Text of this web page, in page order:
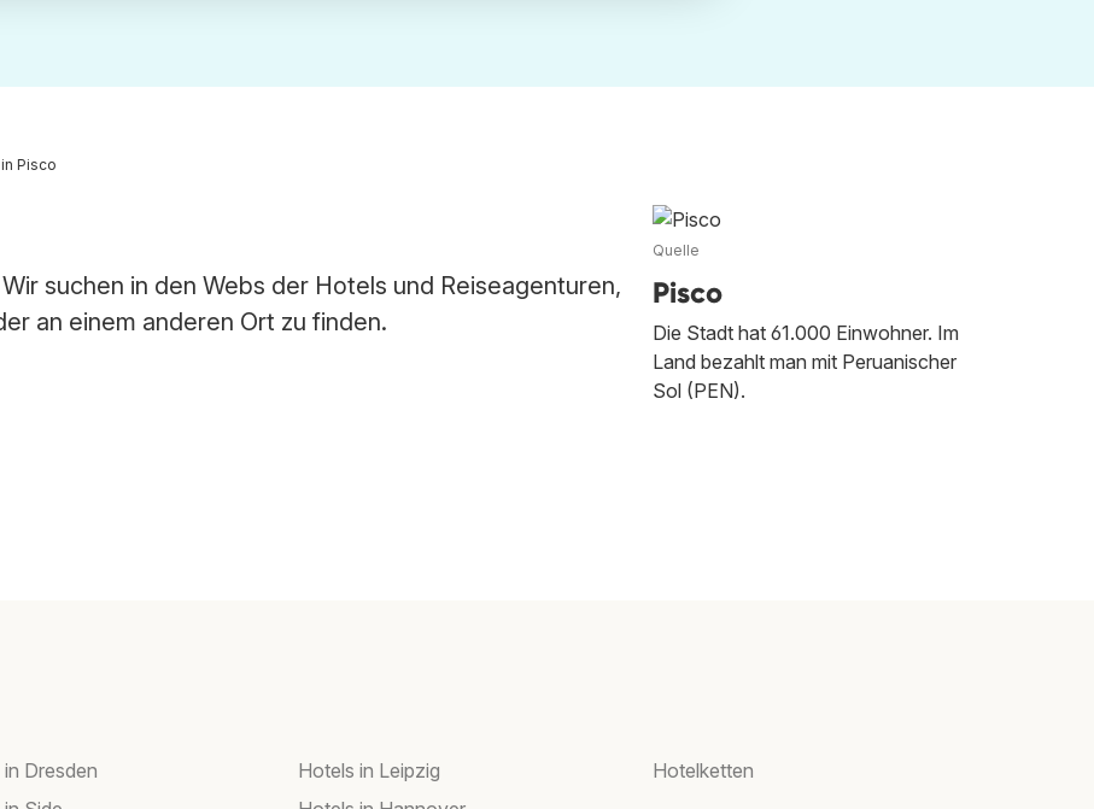
Pisco
suchen in den Webs der Hotels und Reiseagenturen,
an einem anderen Ort zu finden.
Quelle
Pisco
Die Stadt hat 61.000 Einwohner. Im
Land bezahlt man mit Peruanischer
Sol (PEN).
Dresden
Hotels in Leipzig
Hotelketten